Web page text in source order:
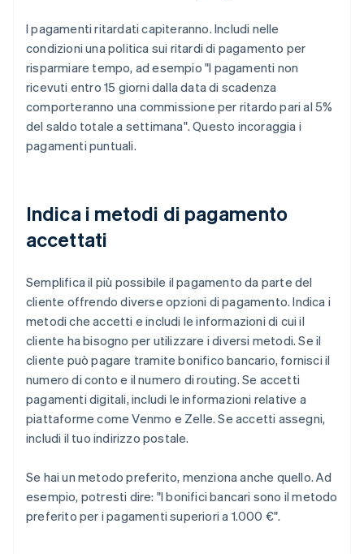
I pagamenti ritardati capiteranno. Includi nelle
condizioni una politica sui ritardi di pagamento per
risparmiare tempo, ad esempio "I pagamenti non
ricevuti entro 15 giorni dalla data di scadenza
comporteranno una commissione per ritardo pari al 5%
del saldo totale a settimana". Questo incoraggia i
pagamenti puntuali.
Indica i metodi di pagamento
accettati
Semplifica il più possibile il pagamento da parte del
cliente offrendo diverse opzioni di pagamento. Indica i
metodi che accetti e includi le informazioni di cui il
cliente ha bisogno per utilizzare i diversi metodi. Se il
cliente può pagare tramite bonifico bancario, fornisci il
numero di conto e il numero di routing. Se accetti
pagamenti digitali, includi le informazioni relative a
piattaforme come Venmo e Zelle. Se accetti assegni,
includi il tuo indirizzo postale.
Se hai un metodo preferito, menziona anche quello. Ad
esempio, potresti dire: "I bonifici bancari sono il metodo
preferito per i pagamenti superiori a 1.000 €".